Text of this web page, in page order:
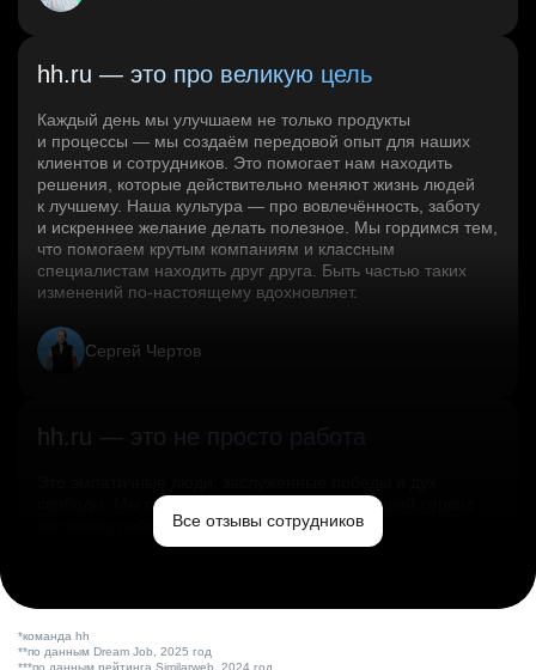
hh.ru — это про великую цель
Каждый день мы улучшаем не только продукты
и процессы — мы создаём передовой опыт для наших
клиентов и сотрудников. Это помогает нам находить
решения, которые действительно меняют жизнь людей
к лучшему. Наша культура — про вовлечённость, заботу
и искреннее желание делать полезное. Мы гордимся тем,
что помогаем крутым компаниям и классным
специалистам находить друг друга. Быть частью таких
изменений по‑настоящему вдохновляет.
Сергей Чертов
hh.ru — это не просто работа
свободы. Мы помогаем миру и создаём лучший сервис
по поиску работы в стране.Все отзывы сотрудников
*команда hh
**по данным Dream Job, 2025 год
***по данным рейтинга Similarweb, 2024 год